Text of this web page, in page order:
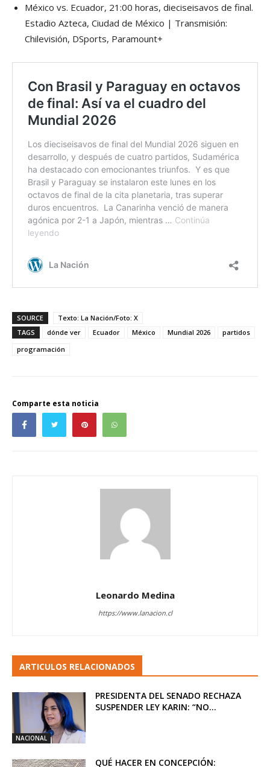
México vs. Ecuador, 21:00 horas, dieciseisavos de final.
Estadio Azteca, Ciudad de México | Transmisión:
Chilevisión, DSports, Paramount+
SOURCE
Texto: La Nación/Foto: X
TAGS
dónde ver Ecuador México Mundial 2026
partidos
programación
Comparte esta noticia
Leonardo Medina
https://www.lanacion.cl
ARTICULOS RELACIONADOS
NACIONAL
PRESIDENTA DEL SENADO RECHAZA
SUSPENDER LEY KARIN: “NO...
QUÉ HACER EN CONCEPCIÓN: